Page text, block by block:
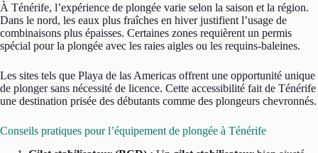
À Ténérife, l’expérience de plongée varie selon la saison et la région.
Dans le nord, les eaux plus fraîches en hiver justifient l’usage de
combinaisons plus épaisses. Certaines zones requièrent un permis
spécial pour la plongée avec les raies aigles ou les requins-baleines.
Les sites tels que Playa de las Americas offrent une opportunité unique
de plonger sans nécessité de licence. Cette accessibilité fait de Ténérife
une destination prisée des débutants comme des plongeurs chevronnés.
Conseils pratiques pour l’équipement de plongée à Ténérife